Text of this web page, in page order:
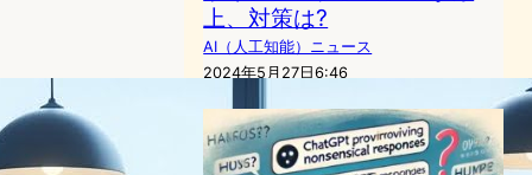
上、対策は?
AI（人工知能）ニュース
2024年5月27日6:46